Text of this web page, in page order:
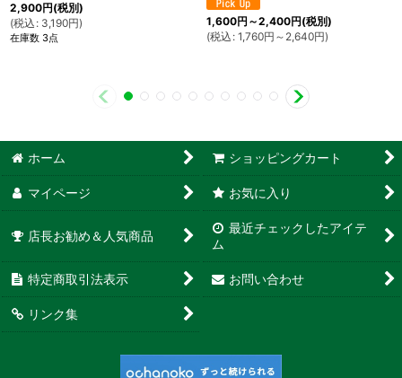
2,900円(税別)
(税込 : 3,190円)
在庫数 3点
1,600円 ～2,400円(税別)
(税込 : 1,760円 ～2,640円)
ホーム ショッピングカート
マイページ お気に入り
店長お勧め＆人気商品
最近チェックしたアイテ
ム
特定商取引法表示 お問い合わせ
リンク集